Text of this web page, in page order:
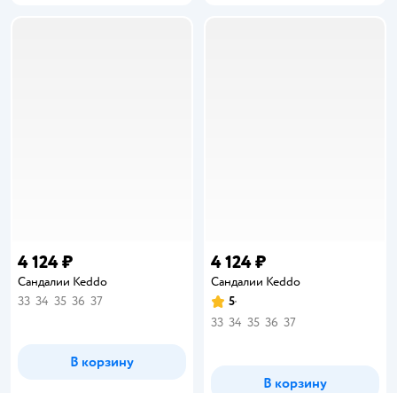
4 124 ₽
Сандалии Keddo
33 34 35 36 37
В корзину
4 124 ₽
Сандалии Keddo
Рейтинг:
5
33 34 35 36 37
В корзину